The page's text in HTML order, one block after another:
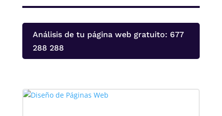
Análisis de tu página web gratuito: 677
288 288